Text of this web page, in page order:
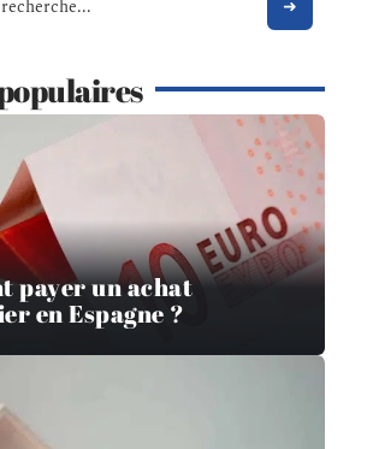
payer un achat
en Espagne ?